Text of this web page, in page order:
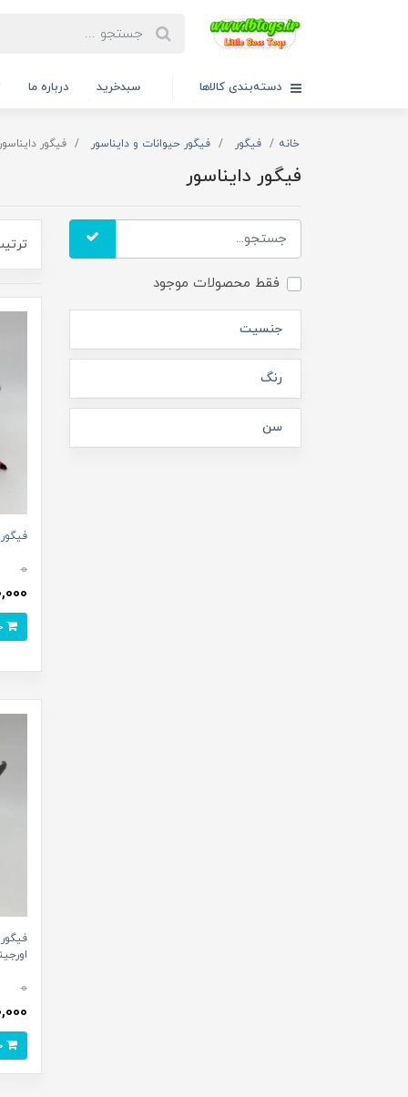
دسته‌بندی کالاها سبدخرید درباره ما
خانه فیگور فیگور حیوانات و دایناسور فیگور دایناسور
فیگور دایناسور
فقط محصولات موجود
جنسیت
رنگ
سن
فیگور
0
0